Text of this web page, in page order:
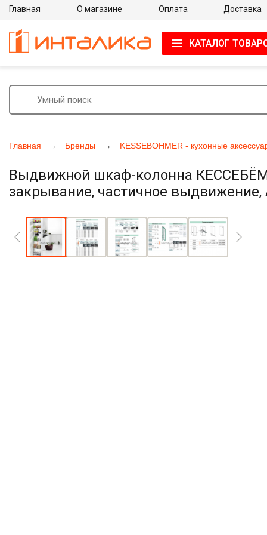
Главная Бренды KESSEBOHMER - кухонные
Выдвижной шкаф-колонна
закрывание, частичное выдвижение,
Главная О магазине Оплата Доставка
КАТАЛОГ